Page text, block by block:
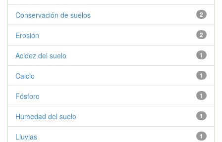
2
Conservación de suelos
2
Erosión
1
Acidez del suelo
1
Calcio
1
Fósforo
1
Humedad del suelo
1
Lluvias